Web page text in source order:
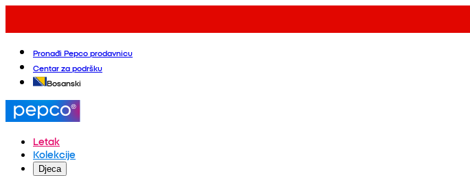
Pronađi Pepco prodavnicu
Centar za podršku
Bosanski
Letak
Kolekcije
Djeca